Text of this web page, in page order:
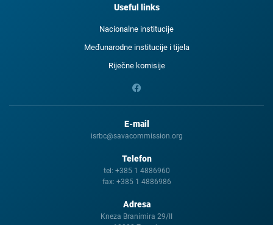
Useful links
Nacionalne institucije
Međunarodne institucije i tijela
Riječne komisije
E-mail
isrbc@savacommission.org
Telefon
tel: +385 1 4886960
fax: +385 1 4886986
Adresa
Kneza Branimira 29/II